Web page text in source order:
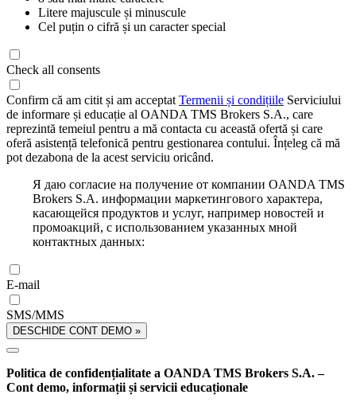
Litere majuscule și minuscule
Cel puțin o cifră și un caracter special
Check all consents
Confirm că am citit și am acceptat Termenii și condițiile Serviciului
de informare și educație al OANDA TMS Brokers S.A., care
reprezintă temeiul pentru a mă contacta cu această ofertă și care
oferă asistență telefonică pentru gestionarea contului. Înțeleg că mă
pot dezabona de la acest serviciu oricând.
Я даю согласие на получение от компании OANDA TMS
Brokers S.A. информации маркетингового характера,
касающейся продуктов и услуг, например новостей и
промоакций, с использованием указанных мной
контактных данных:
E-mail
SMS/MMS
DESCHIDE CONT DEMO »
Politica de confidențialitate a OANDA TMS Brokers S.A. –
Cont demo, informații și servicii educaționale